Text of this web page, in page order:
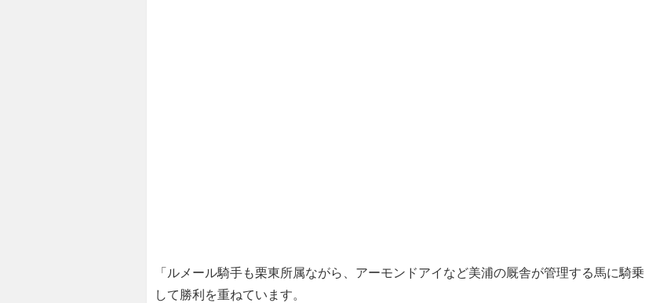
「ルメール騎手も栗東所属ながら、アーモンドアイなど美浦の厩舎が管理する馬に騎乗
して勝利を重ねています。